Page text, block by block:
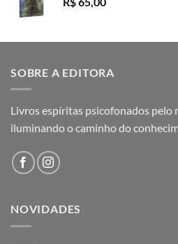
SOBRE A EDITORA
Livros espíritas psicofonados pelo
iluminando o caminho do
NOVIDADES